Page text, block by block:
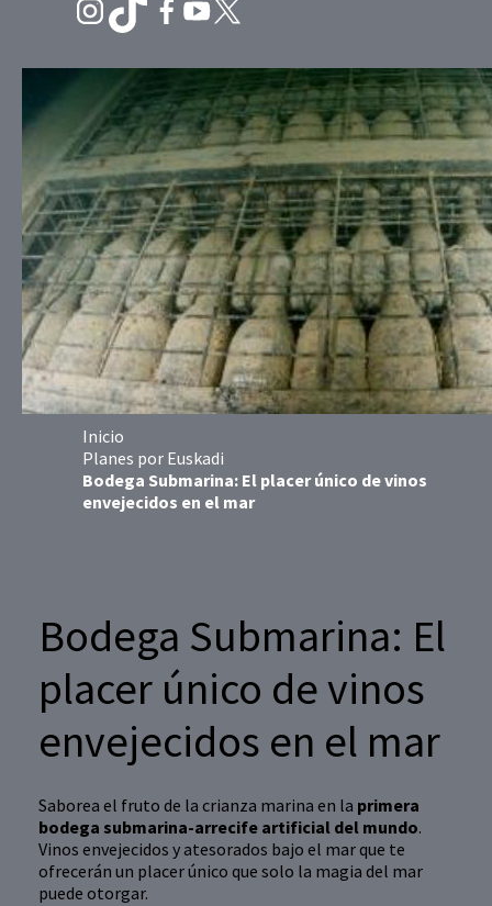
Inicio
Planes por Euskadi
Bodega Submarina: El placer único de vinos
envejecidos en el mar
Bodega Submarina: El
placer único de vinos
envejecidos en el mar
Saborea el fruto de la crianza marina en la primera
bodega submarina-arrecife artificial del mundo.
Vinos envejecidos y atesorados bajo el mar que te
ofrecerán un placer único que solo la magia del mar
puede otorgar.